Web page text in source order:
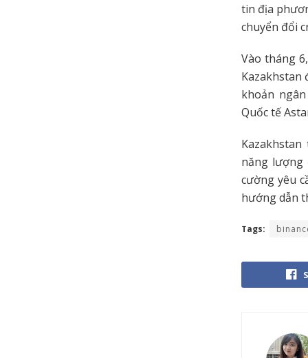
tin địa
chuyển đổi
Vào tháng
Kazakhstan
khoản
Quốc tế
năng lượng
cường yêu
hướng dẫn
Tags: